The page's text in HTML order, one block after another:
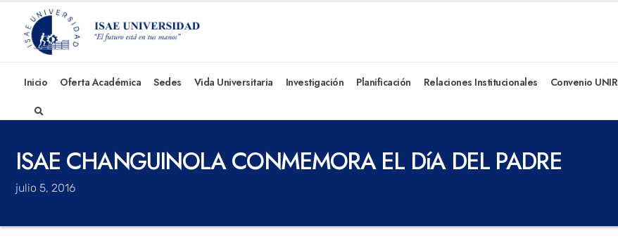
Inicio Oferta Académica Sedes Vida Universitaria Investigación Planificación Relaciones Institucionales Convenio UNIR
ISAE CHANGUINOLA CONMEMORA EL DíA DEL PADRE
julio 5, 2016